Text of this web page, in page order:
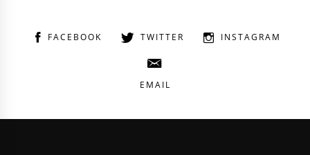
FACEBOOK TWITTER INSTAGRAM
EMAIL